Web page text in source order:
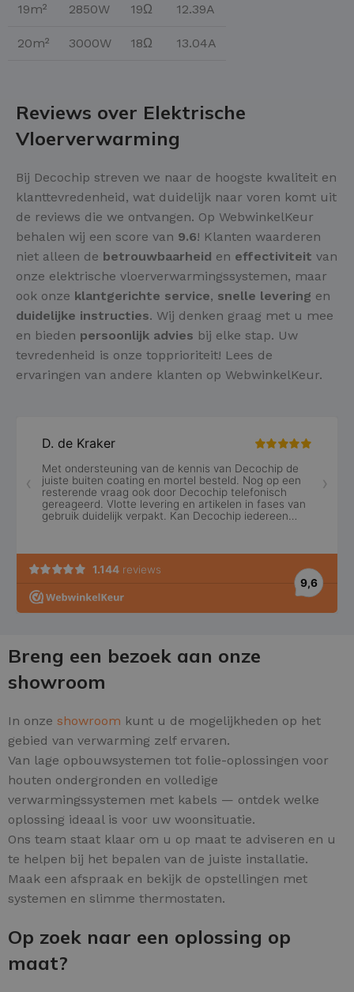
19m² 2850W 19Ω 12.39A
20m² 3000W 18Ω 13.04A
Reviews over Elektrische
Vloerverwarming
Bij Decochip streven we naar de hoogste kwaliteit en
klanttevredenheid, wat duidelijk naar voren komt uit
de reviews die we ontvangen. Op WebwinkelKeur
behalen wij een score van 9.6! Klanten waarderen
niet alleen de betrouwbaarheid en effectiviteit van
onze elektrische vloerverwarmingssystemen, maar
ook onze klantgerichte service, snelle levering en
duidelijke instructies. Wij denken graag met u mee
en bieden persoonlijk advies bij elke stap. Uw
tevredenheid is onze topprioriteit! Lees de
ervaringen van andere klanten op WebwinkelKeur.
Breng een bezoek aan onze
showroom
In onze showroom kunt u de mogelijkheden op het
gebied van verwarming zelf ervaren.
Van lage opbouwsystemen tot folie-oplossingen voor
houten ondergronden en volledige
verwarmingssystemen met kabels — ontdek welke
oplossing ideaal is voor uw woonsituatie.
Ons team staat klaar om u op maat te adviseren en u
te helpen bij het bepalen van de juiste installatie.
Maak een afspraak en bekijk de opstellingen met
systemen en slimme thermostaten.
Op zoek naar een oplossing op
maat?